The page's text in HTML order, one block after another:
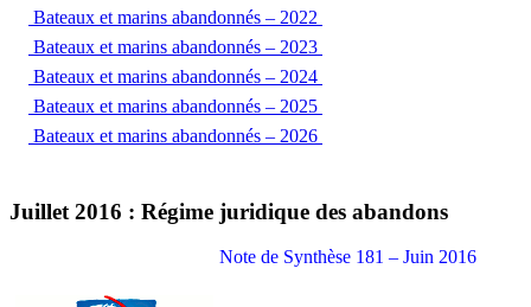
Bateaux et marins abandonnés – 2022
Bateaux et marins abandonnés – 2023
Bateaux et marins abandonnés – 2024
Bateaux et marins abandonnés – 2025
Bateaux et marins abandonnés – 2026
Juillet 2016 : Régime juridique des abandons
Note de Synthèse 181 – Juin 2016